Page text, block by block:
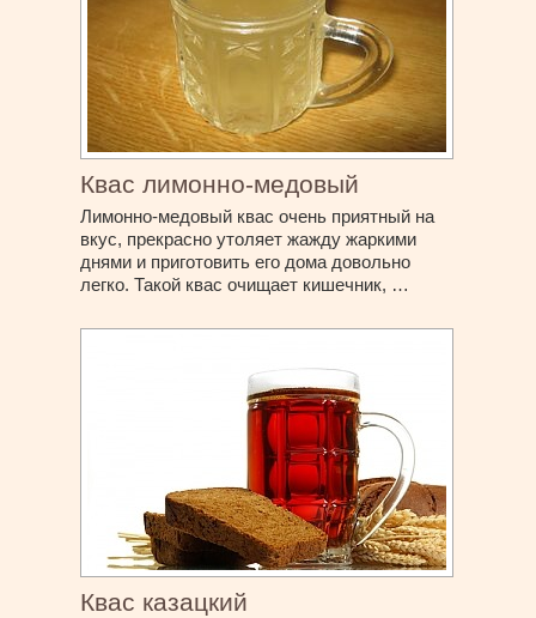
Квас лимонно-медовый
Лимонно-медовый квас очень приятный на
вкус, прекрасно утоляет жажду жаркими
днями и приготовить его дома довольно
легко. Такой квас очищает кишечник, …
Квас казацкий